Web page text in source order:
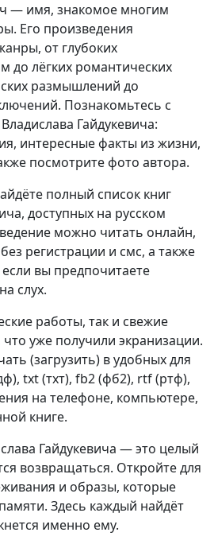
— имя, знакомое многим
Его произведения
от глубоких
до лёгких романтических
размышлений до
Познакомьтесь с
Гайдукевича:
интересные факты из жизни,
посмотрите фото автора.
полный список книг
доступных на русском
можно читать онлайн,
регистрации и смс, а также
вы предпочитаете
слух.
работы, так и свежие
уже получили экранизации.
(загрузить) в удобных для
txt (тхт), fb2 (фб2), rtf (ртф),
на телефоне, компьютере,
книге.
Гайдукевича — это целый
возвращаться. Откройте для
и образы, которые
Здесь каждый найдёт
именно ему.